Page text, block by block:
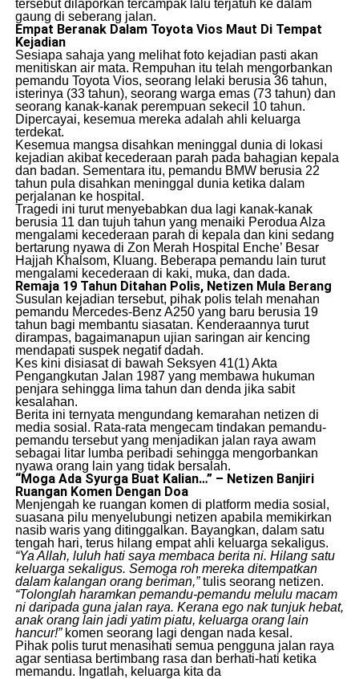
tersebut dilaporkan tercampak lalu terjatuh ke dalam
gaung di seberang jalan.
Empat Beranak Dalam Toyota Vios Maut Di Tempat
Kejadian
​Sesiapa sahaja yang melihat foto kejadian pasti akan
menitiskan air mata. Rempuhan itu telah mengorbankan
pemandu Toyota Vios, seorang lelaki berusia 36 tahun,
isterinya (33 tahun), seorang warga emas (73 tahun) dan
seorang kanak-kanak perempuan sekecil 10 tahun.
Dipercayai, kesemua mereka adalah ahli keluarga
terdekat.
​Kesemua mangsa disahkan meninggal dunia di lokasi
kejadian akibat kecederaan parah pada bahagian kepala
dan badan. Sementara itu, pemandu BMW berusia 22
tahun pula disahkan meninggal dunia ketika dalam
perjalanan ke hospital.
​Tragedi ini turut menyebabkan dua lagi kanak-kanak
berusia 11 dan tujuh tahun yang menaiki Perodua Alza
mengalami kecederaan parah di kepala dan kini sedang
bertarung nyawa di Zon Merah Hospital Enche’ Besar
Hajjah Khalsom, Kluang. Beberapa pemandu lain turut
mengalami kecederaan di kaki, muka, dan dada.
Remaja 19 Tahun Ditahan Polis, Netizen Mula Berang
​Susulan kejadian tersebut, pihak polis telah menahan
pemandu Mercedes-Benz A250 yang baru berusia 19
tahun bagi membantu siasatan. Kenderaannya turut
dirampas, bagaimanapun ujian saringan air kencing
mendapati suspek negatif dadah.
​Kes kini disiasat di bawah Seksyen 41(1) Akta
Pengangkutan Jalan 1987 yang membawa hukuman
penjara sehingga lima tahun dan denda jika sabit
kesalahan.
​Berita ini ternyata mengundang kemarahan netizen di
media sosial. Rata-rata mengecam tindakan pemandu-
pemandu tersebut yang menjadikan jalan raya awam
sebagai litar lumba peribadi sehingga mengorbankan
nyawa orang lain yang tidak bersalah.
“Moga Ada Syurga Buat Kalian…” – Netizen Banjiri
Ruangan Komen Dengan Doa
​Menjengah ke ruangan komen di platform media sosial,
suasana pilu menyelubungi netizen apabila memikirkan
nasib waris yang ditinggalkan. Bayangkan, dalam satu
tengah hari, terus hilang empat ahli keluarga sekaligus.
“Ya Allah, luluh hati saya membaca berita ni. Hilang satu
keluarga sekaligus. Semoga roh mereka ditempatkan
dalam kalangan orang beriman,”tulis seorang netizen.
“Tolonglah haramkan pemandu-pemandu melulu macam
ni daripada guna jalan raya. Kerana ego nak tunjuk hebat,
anak orang lain jadi yatim piatu, keluarga orang lain
hancur!”komen seorang lagi dengan nada kesal.
​Pihak polis turut menasihati semua pengguna jalan raya
agar sentiasa bertimbang rasa dan berhati-hati ketika
memandu. Ingatlah, keluarga kita da